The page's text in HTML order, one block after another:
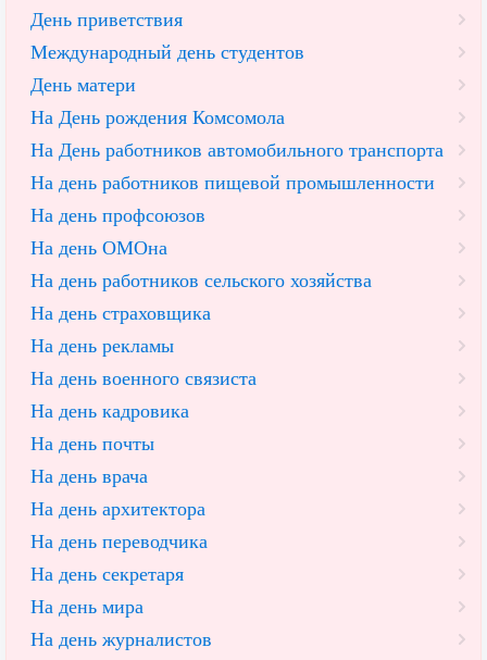
День приветствия
Международный день студентов
День матери
На День рождения Комсомола
На День работников автомобильного транспорта
На день работников пищевой промышленности
На день профсоюзов
На день ОМОна
На день работников сельского хозяйства
На день страховщика
На день рекламы
На день военного связиста
На день кадровика
На день почты
На день врача
На день архитектора
На день переводчика
На день секретаря
На день мира
На день журналистов